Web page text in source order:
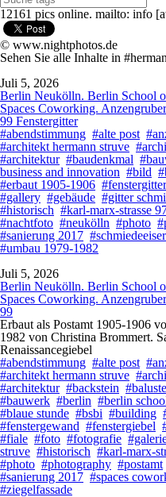
12161 pics online. mailto: info
© www.nightphotos.de
Sehen Sie alle Inhalte in
Juli 5, 2026
Berlin Neukölln. Berlin School
Spaces Coworking.
99 Fenstergitter
#abendstimmung #alte post
#architekt hermann struve
#architektur #baudenkmal
business and innovation #bild
#erbaut 1905-1906 #fenstergitter
#gallery #gebäude #gitter
#historisch #karl-marx-strasse
#nachtfoto #neukölln #photo
#sanierung 2017
#umbau 1979-1982
Juli 5, 2026
Berlin Neukölln. Berlin School
Spaces Coworking.
99
Erbaut als Postamt 1905-1906
1982 von Christina Brommert.
Renaissancegiebel
#abendstimmung #alte post
#architekt hermann struve
#architektur #backstein
#bauwerk #berlin #berlin
#blaue stunde #bsbi #building
#fenstergewand #fenstergiebel
#fiale #foto #fotografie
struve #historisch #karl-marx-
#photo #photography #postamt
#sanierung 2017 #spaces
#ziegelfassade